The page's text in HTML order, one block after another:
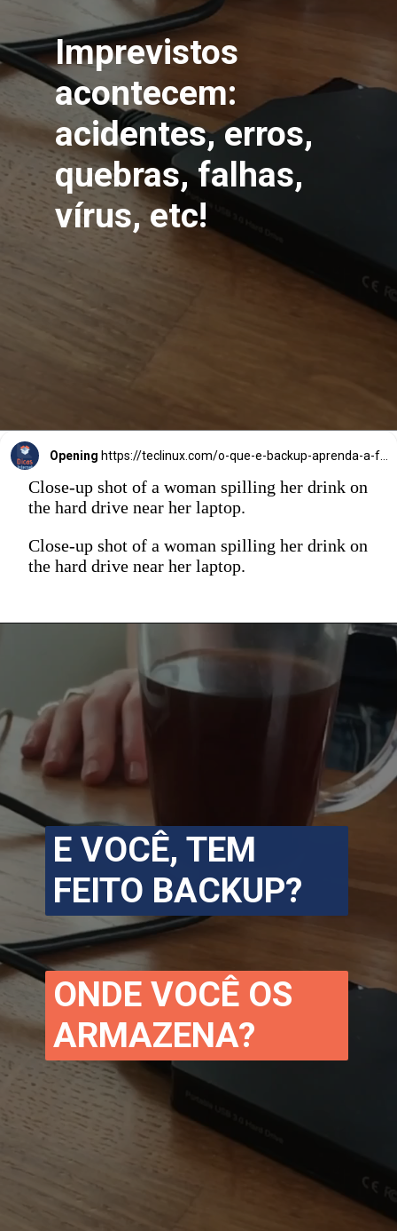
Imprevistos
acontecem:
acidentes, erros,
quebras, falhas,
vírus, etc!
Opening https://teclinux.com/o-que-e-backup-aprenda-a-fazer-copias-de-seguranca-de-seus-dados/
Close-up shot of a woman spilling her drink on
the hard drive near her laptop.
Close-up shot of a woman spilling her drink on
the hard drive near her laptop.
E VOCÊ, TEM
FEITO BACKUP?
ONDE VOCÊ OS
ARMAZENA?